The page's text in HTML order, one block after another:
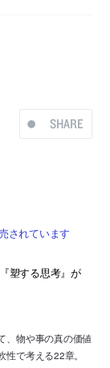
SHARE
されています
塑する思考』が
、物や事の真の価値
で考える22章。